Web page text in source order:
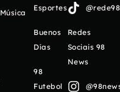
Música
Esportes
Buenos
Días
98
Futebol
Redes
Sociais 98
News